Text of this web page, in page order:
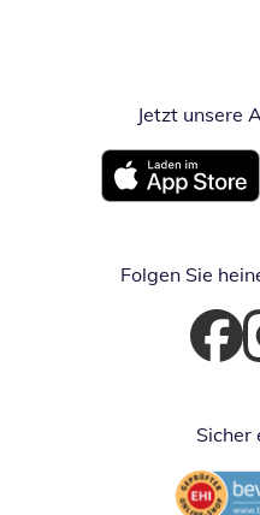
Jetzt unsere
Öffnet in neuem
Folgen Sie
Öffnet
Sicher